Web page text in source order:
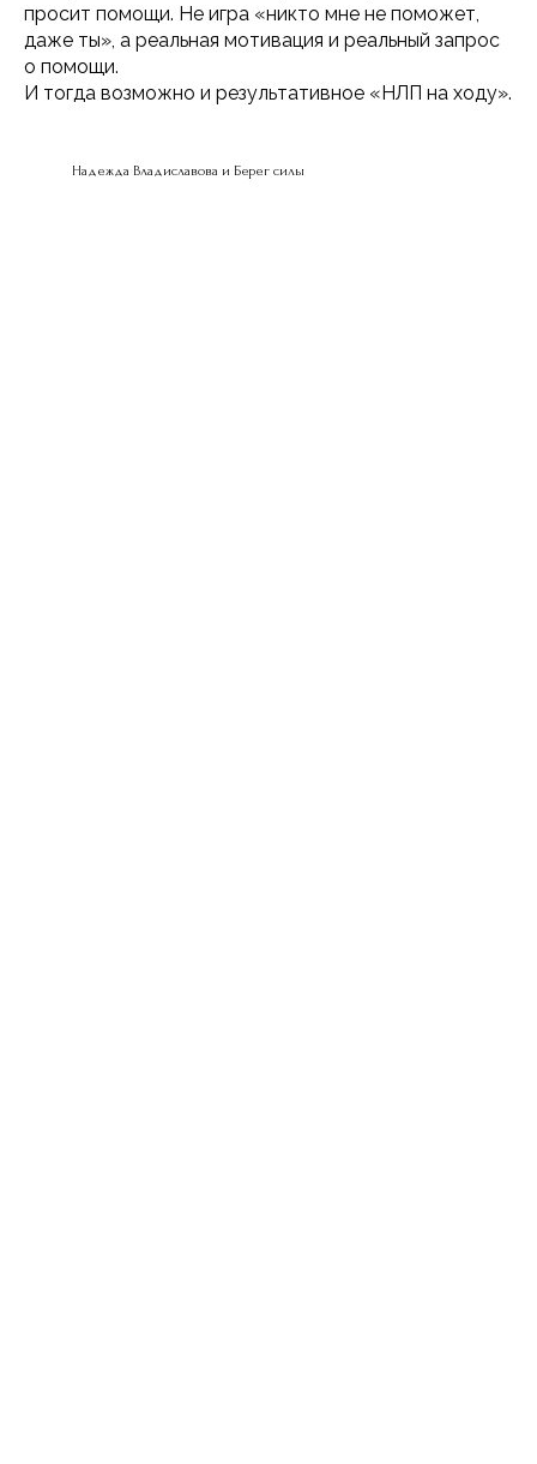
просит помощи. Не игра «никто мне не поможет,
даже ты», а реальная мотивация и реальный запрос
о помощи.
И тогда возможно и результативное «НЛП на ходу».
Надежда Владиславова и Берег силы